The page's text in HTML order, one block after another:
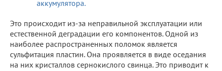
Это происходит из-за неправильной эксплуатации или
естественной деградации его компонентов. Одной из
наиболее распространенных поломок является
сульфитация пластин. Она проявляется в виде оседания
на них кристаллов сернокислого свинца. Это приводит к